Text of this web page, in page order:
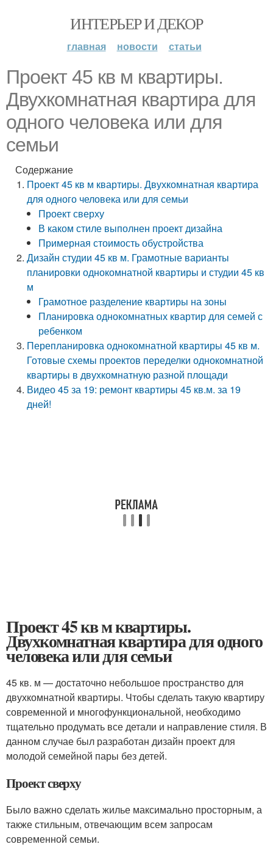
ИНТЕРЬЕР И ДЕКОР
главная новости статьи
Проект 45 кв м квартиры.
Двухкомнатная квартира для
одного человека или для
семьи
Содержание
Проект 45 кв м квартиры. Двухкомнатная квартира
для одного человека или для семьи
Проект сверху
В каком стиле выполнен проект дизайна
Примерная стоимость обустройства
Дизайн студии 45 кв м. Грамотные варианты
планировки однокомнатной квартиры и студии 45 кв
м
Грамотное разделение квартиры на зоны
Планировка однокомнатных квартир для семей с
ребенком
Перепланировка однокомнатной квартиры 45 кв м.
Готовые схемы проектов переделки однокомнатной
квартиры в двухкомнатную разной площади
Видео 45 за 19: ремонт квартиры 45 кв.м. за 19
дней!
Проект 45 кв м квартиры.
Двухкомнатная квартира для одного
человека или для семьи
45 кв. м — достаточно небольшое пространство для
двухкомнатной квартиры. Чтобы сделать такую квартиру
современной и многофункциональной, необходимо
тщательно продумать все детали и направление стиля. В
данном случае был разработан дизайн проект для
молодой семейной пары без детей.
Проект сверху
Было важно сделать жилье максимально просторным, а
также стильным, отвечающим всем запросам
современной семьи.